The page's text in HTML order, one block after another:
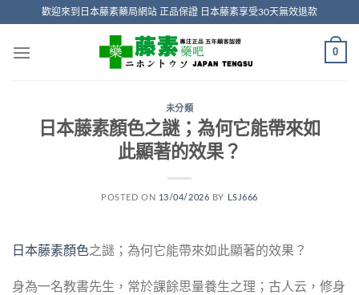
content
歡迎來到日本藤素藥局網站 正品保證 日本藤素享受30天無效退款
0
未分類
日本藤素顏色之謎；為何它能帶來如
此顯著的效果？
POSTED ON 13/04/2026 BY LSJ666
日本藤素顏色之謎；為何它能帶來如此顯著的效果？
身為一名教書先生，常於課餘思量養生之理；古人云，修身